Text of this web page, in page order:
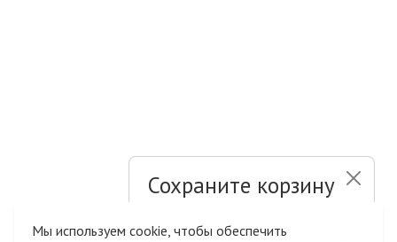
Сохраните корзину
Мы используем cookie, чтобы обеспечить